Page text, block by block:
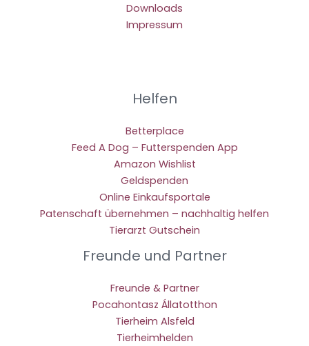
Downloads
Impressum
Helfen
Betterplace
Feed A Dog – Futterspenden App
Amazon Wishlist
Geldspenden
Online Einkaufsportale
Patenschaft übernehmen – nachhaltig helfen
Tierarzt Gutschein
Freunde und Partner
Freunde & Partner
Pocahontasz Állatotthon
Tierheim Alsfeld
Tierheimhelden